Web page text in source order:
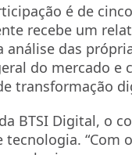
é de
recebe um
análise das
do mercado
transformação
BTSI Digital, o